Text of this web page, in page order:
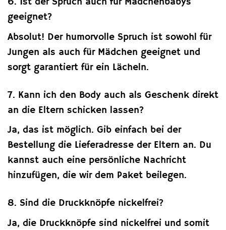
geeignet?
Absolut! Der humorvolle Spruch ist sowohl für
Jungen als auch für Mädchen geeignet und
sorgt garantiert für ein Lächeln.
7. Kann ich den Body auch als Geschenk direkt
an die Eltern schicken lassen?
Ja, das ist möglich. Gib einfach bei der
Bestellung die Lieferadresse der Eltern an. Du
kannst auch eine persönliche Nachricht
hinzufügen, die wir dem Paket beilegen.
8. Sind die Druckknöpfe nickelfrei?
Ja, die Druckknöpfe sind nickelfrei und somit